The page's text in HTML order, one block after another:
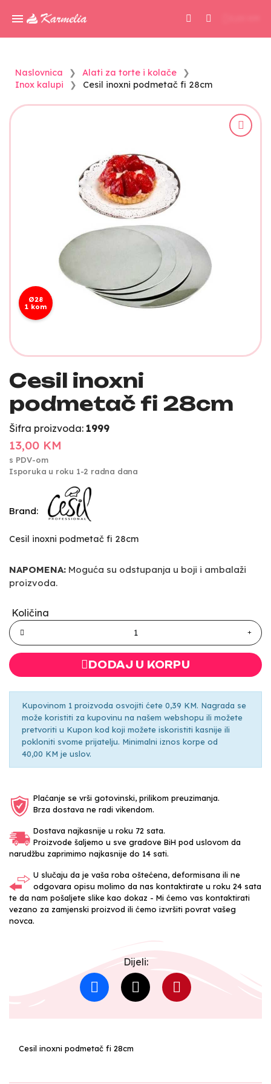
Naslovnica
Alati za torte i kolače
Inox kalupi
Cesil inoxni podmetač fi 28cm
Ø28
1 kom
Cesil inoxni
podmetač fi 28cm
Šifra proizvoda: 1999
13,00 KM
s PDV-om
Isporuka u roku 1-2 radna dana
Brand:
Cesil inoxni podmetač fi 28cm
NAPOMENA: Moguća su odstupanja u boji i ambalaži
proizvoda.
Količina
DODAJ U KORPU
Kupovinom 1 proizvoda osvojiti ćete 0,39 KM. Nagrada se
može koristiti za kupovinu na našem webshopu ili možete
pretvoriti u Kupon kod koji možete iskoristiti kasnije ili
pokloniti svome prijatelju. Minimalni iznos korpe od
40,00 KM je uslov.
Plaćanje se vrši gotovinski, prilikom preuzimanja.
Brza dostava ne radi vikendom.
Dostava najkasnije u roku 72 sata.
Proizvode šaljemo u sve gradove BiH pod uslovom da
narudžbu zaprimimo najkasnije do 14 sati.
U slučaju da je vaša roba oštećena, deformisana ili ne
odgovara opisu molimo da nas kontaktirate u roku 24 sata
te da nam pošaljete slike kao dokaz - Mi ćemo vas kontaktirati
vezano za zamjenski proizvod ili ćemo izvršiti povrat vašeg
novca.
Dijeli:
Cesil inoxni podmetač fi 28cm